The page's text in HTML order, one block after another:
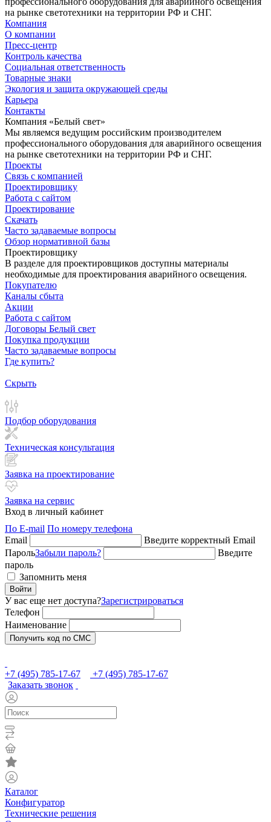
на рынке светотехники на территории РФ и СНГ.
Компания
О компании
Пресс-центр
Контроль качества
Социальная ответственность
Товарные знаки
Экология и защита окружающей среды
Карьера
Контакты
Компания «Белый свет»
Мы являемся ведущим российским производителем
профессионального оборудования для аварийного освещения
на рынке светотехники на территории РФ и СНГ.
Проекты
Связь с компанией
Проектировщику
Работа с сайтом
Проектирование
Скачать
Часто задаваемые вопросы
Обзор нормативной базы
Проектировщику
В разделе для проектировщиков доступны материалы
необходимые для проектирования аварийного освещения.
Покупателю
Каналы сбыта
Акции
Работа с сайтом
Договоры Белый свет
Покупка продукции
Часто задаваемые вопросы
Где купить?
Скрыть
Подбор оборудования
Техническая консультация
Заявка на проектирование
Заявка на сервис
Вход в личный кабинет
По E-mail По номеру телефона
Email
Введите корректный Email
ПарольЗабыли пароль?
Введите
пароль
Запомнить меня
Войти
У вас еще нет доступа?Зарегистрироваться
Телефон
Наименование
Получить код по СМС
+7 (495) 785-17-67
+7 (495) 785-17-67
Заказать звонок
Каталог
Конфигуратор
Технические решения